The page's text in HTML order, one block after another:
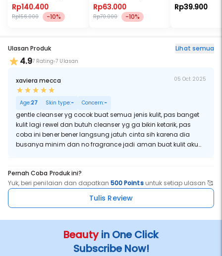
Toner
Rp140.400
Rp156.000 -10%
Cream 20 mL
Rp63.000
Rp70.000 -10%
Rp39.900
Ulasan Produk Lihat semua
4.97 Rating 7 Ulasan
xaviera mecca 05 Oct 2025
Age:27 Skin type:- Concern:-
gentle cleanser yg cocok buat semua jenis kulit, pas banget
kulit lagi rewel dan butuh cleanser yg ga bikin ketarik, pas
coba ini bener bener langsung jatuh cinta sih karena dia
busanya minim dan no fragrance jadi aman buat kulit aku
Pernah Coba Produk ini?
Yuk, beri penilaian dan dapatkan500 Pointsuntuk setiap ulasan 🥰
Tulis Review
Beautyin One Click
Subscribe Now!